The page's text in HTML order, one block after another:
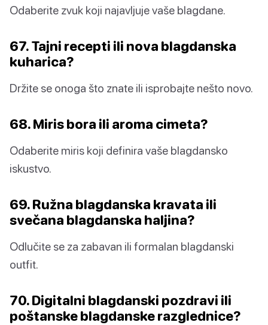
Odaberite zvuk koji najavljuje vaše blagdane.
67. Tajni recepti ili nova blagdanska
kuharica?
Držite se onoga što znate ili isprobajte nešto novo.
68. Miris bora ili aroma cimeta?
Odaberite miris koji definira vaše blagdansko
iskustvo.
69. Ružna blagdanska kravata ili
svečana blagdanska haljina?
Odlučite se za zabavan ili formalan blagdanski
outfit.
70. Digitalni blagdanski pozdravi ili
poštanske blagdanske razglednice?